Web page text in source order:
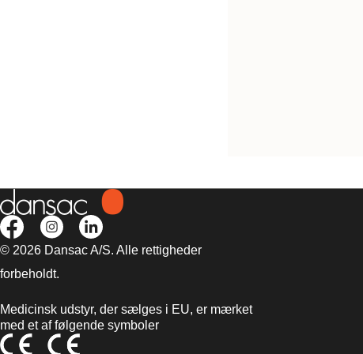
© 2026 Dansac A/S. Alle rettigheder
forbeholdt.
Medicinsk udstyr, der sælges i EU, er mærket
med et af følgende symboler